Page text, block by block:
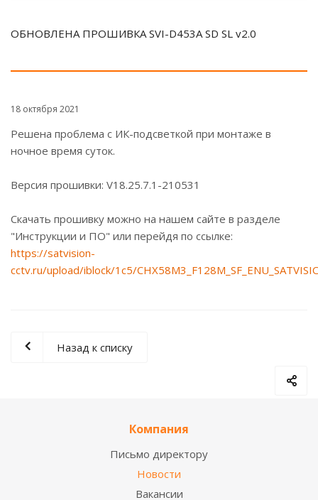
ОБНОВЛЕНА ПРОШИВКА SVI-D453A SD SL v2.0
18 октября 2021
Решена проблема с ИК-подсветкой при монтаже в
ночное время суток.
Версия прошивки: V18.25.7.1-210531
Скачать прошивку можно на нашем сайте в разделе
"Инструкции и ПО" или перейдя по ссылке:
https://satvision-
cctv.ru/upload/iblock/1c5/
Назад к списку
Компания
Письмо директору
Новости
Вакансии